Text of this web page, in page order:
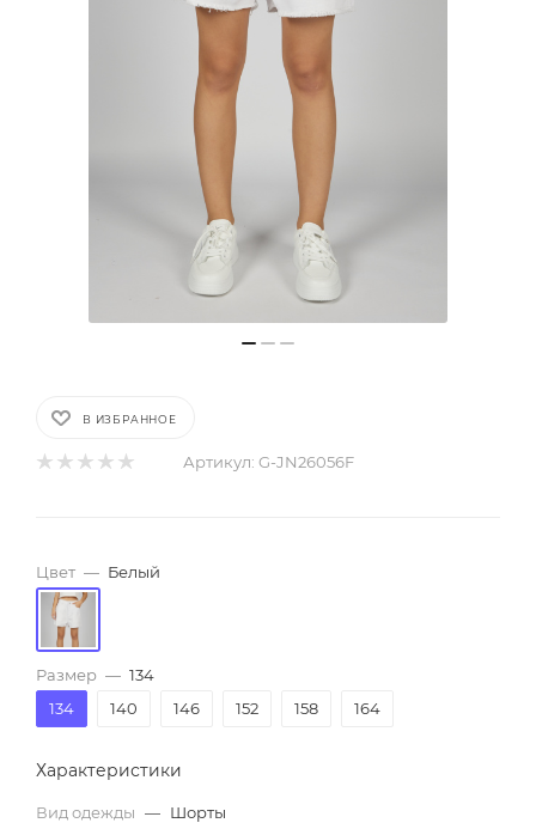
В ИЗБРАННОЕ
Артикул: G-JN26056F
Цвет — Белый
Размер — 134
134
140 146 152 158 164
Характеристики
Вид одежды — Шорты